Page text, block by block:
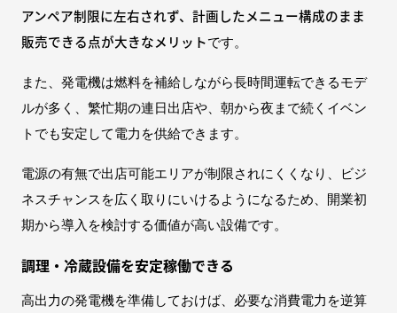
アンペア制限に左右されず、計画したメニュー構成のまま
販売できる点が大きなメリットです。
また、発電機は燃料を補給しながら長時間運転できるモデ
ルが多く、繁忙期の連日出店や、朝から夜まで続くイベン
トでも安定して電力を供給できます。
電源の有無で出店可能エリアが制限されにくくなり、ビジ
ネスチャンスを広く取りにいけるようになるため、開業初
期から導入を検討する価値が高い設備です。
調理・冷蔵設備を安定稼働できる
高出力の発電機を準備しておけば、必要な消費電力を逆算